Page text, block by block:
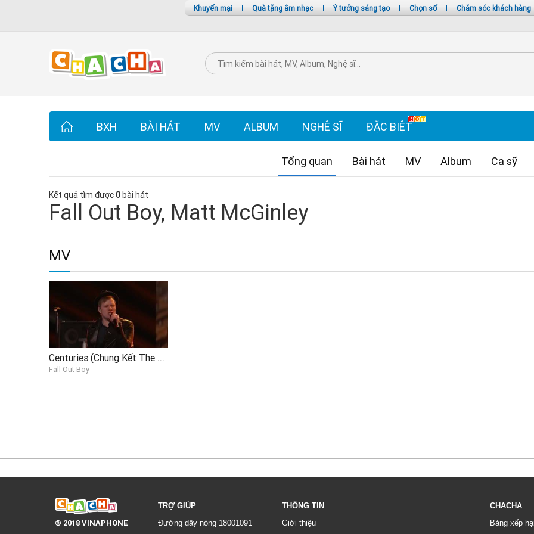
Khuyến mại | Quà tặng âm nhạc | Ý tưởng sáng tạo | Chọn số | Chăm sóc khách hàng
BXH BÀI HÁT MV ALBUM NGHỆ SĨ ĐẶC BIỆT
Tổng quan Bài hát MV Album Ca sỹ
Kết quả tìm được0bài hát
Fall Out Boy, Matt McGinley
MV
Centuries (Chung Kết The Voice US 2014)
Fall Out Boy
© 2018 VINAPHONE
TRỢ GIÚP
Đường dây nóng 18001091
THÔNG TIN
Giới thiệu
CHACHA
Bảng xếp